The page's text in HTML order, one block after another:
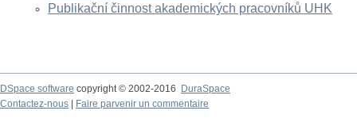
Publikační činnost akademických pracovníků UHK
DSpace software copyright © 2002-2016
DuraSpace
Contactez-nous
Faire parvenir un commentaire